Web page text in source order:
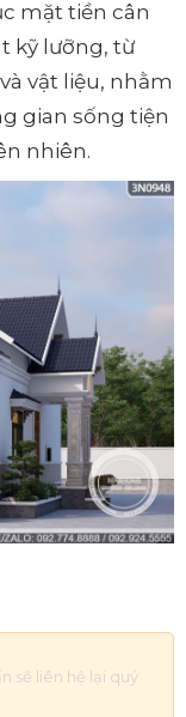
mặt tiền cân
kỹ lưỡng, từ
vật liệu, nhằm
gian sống tiện
nhiên.
sẽ liên hệ lại quý